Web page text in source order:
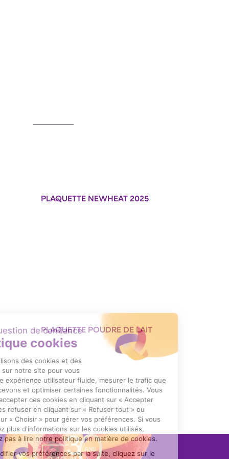
PLAQUETTE NEWHEAT 2025
PLAQUETTE POUDRE DE LAIT
Format : PDF (541 Ko)